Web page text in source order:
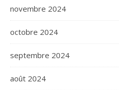
novembre 2024
octobre 2024
septembre 2024
août 2024